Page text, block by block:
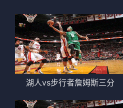
湖人vs步行者詹姆斯三分